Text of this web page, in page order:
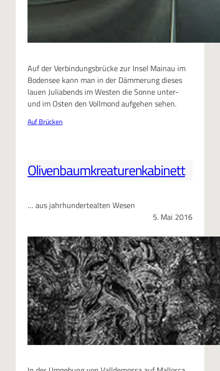
Auf der Verbindungsbrücke zur Insel Mainau im
Bodensee kann man in der Dämmerung dieses
lauen Juliabends im Westen die Sonne unter-
und im Osten den Vollmond aufgehen sehen.
Auf Brücken
Olivenbaumkreaturenkabinett
… aus jahrhundertealten Wesen
5. Mai 2016